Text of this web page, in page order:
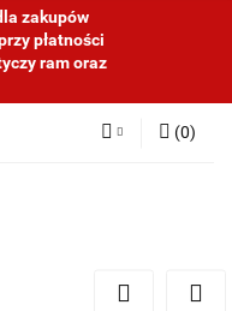
zakupów
płatności
ram oraz
(0)